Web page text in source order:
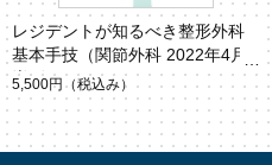
レジデントが知るべき整形外科
基本手技（関節外科 2022年4月
増刊 Vol.41 No.13）
5,500円 （税込み）